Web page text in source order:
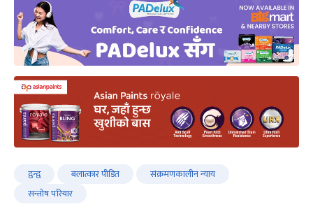
द्वन्द्व बलात्कार पीडित
संक्रमणकालीन न्याय
सन्तोष परियार